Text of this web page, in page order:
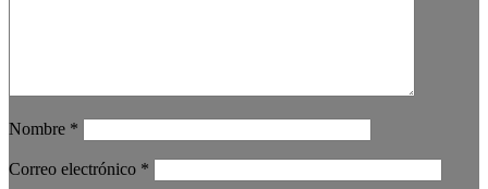
Nombre *
Correo electrónico *